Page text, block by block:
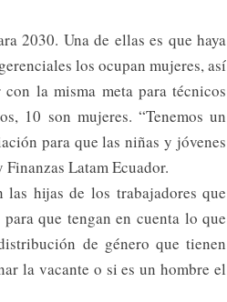
2030. Una de ellas es que haya
los ocupan mujeres, así
la misma meta para técnicos
10 son mujeres. “Tenemos un
para que las niñas y jóvenes
Finanzas Latam Ecuador.
hijas de los trabajadores que
que tengan en cuenta lo que
de género que tienen
la vacante o si es un hombre el